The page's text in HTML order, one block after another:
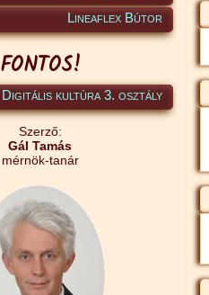
Lineaflex Bútor
FONTOS!
Digitális kultúra 3. osztály
Szerző:
Gál Tamás
mérnök-tanár